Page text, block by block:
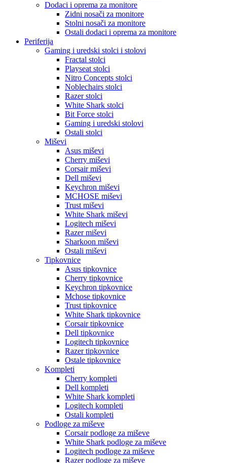
Dodaci i oprema za monitore
Zidni nosači za monitore
Stolni nosači za monitore
Ostali dodaci i oprema za monitore
Periferija
Gaming i uredski stolci i stolovi
Fractal stolci
Playseat stolci
Nitro Concepts stolci
Noblechairs stolci
Razer stolci
White Shark stolci
Bit Force stolci
Gaming i uredski stolovi
Ostali stolci
Miševi
Asus miševi
Cherry miševi
Corsair miševi
Dell miševi
Keychron miševi
MCHOSE miševi
Trust miševi
White Shark miševi
Logitech miševi
Razer miševi
Sharkoon miševi
Ostali miševi
Tipkovnice
Asus tipkovnice
Cherry tipkovnice
Keychron tipkovnice
Mchose tipkovnice
Trust tipkovnice
White Shark tipkovnice
Corsair tipkovnice
Dell tipkovnice
Logitech tipkovnice
Razer tipkovnice
Ostale tipkovnice
Kompleti
Cherry kompleti
Dell kompleti
White Shark kompleti
Logitech kompleti
Ostali kompleti
Podloge za miševe
Corsair podloge za miševe
White Shark podloge za miševe
Logitech podloge za miševe
Razer podloge za miševe